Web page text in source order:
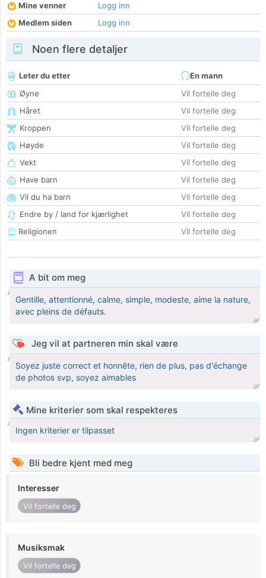
Mine venner
Logg inn
Medlem siden
Logg inn
Noen flere detaljer
Leter du etter
En mann
Øyne
Vil fortelle deg
Håret
Vil fortelle deg
Kroppen
Vil fortelle deg
Høyde
Vil fortelle deg
Vekt
Vil fortelle deg
Have barn
Vil fortelle deg
Vil du ha barn
Vil fortelle deg
Endre by / land for kjærlighet
Vil fortelle deg
Religionen
Vil fortelle deg
A bit om meg
Gentille, attentionné, calme, simple, modeste, aime la nature,
avec pleins de défauts.
Jeg vil at partneren min skal være
Soyez juste correct et honnête, rien de plus, pas d'échange
de photos svp, soyez aimables
Mine kriterier som skal respekteres
Ingen kriterier er tilpasset
Bli bedre kjent med meg
Interesser
Vil fortelle deg
Musiksmak
Vil fortelle deg